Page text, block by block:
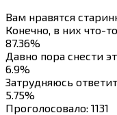
Вам нравятся
Конечно, в них что-
87.36%
Давно пора снести
6.9%
Затрудняюсь
5.75%
Проголосовало: 1131